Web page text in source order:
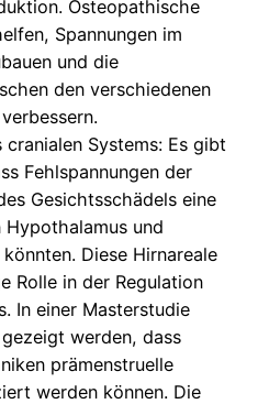
Osteopathische
Spannungen im
und die
den verschiedenen
cranialen Systems: Es gibt
Fehlspannungen der
Gesichtsschädels eine
und
Diese Hirnareale
Rolle in der Regulation
In einer Masterstudie
werden, dass
prämenstruelle
werden können. Die